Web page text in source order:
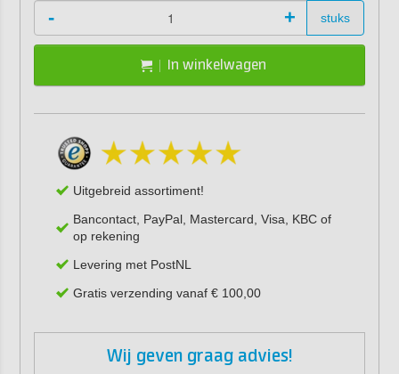
- + stuks
In winkelwagen
Uitgebreid assortiment!
Bancontact, PayPal, Mastercard, Visa, KBC of
op rekening
Levering met PostNL
Gratis verzending vanaf € 100,00
Wij geven graag advies!